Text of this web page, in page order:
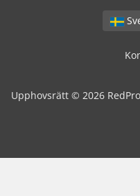
Upphovsrätt © 2026